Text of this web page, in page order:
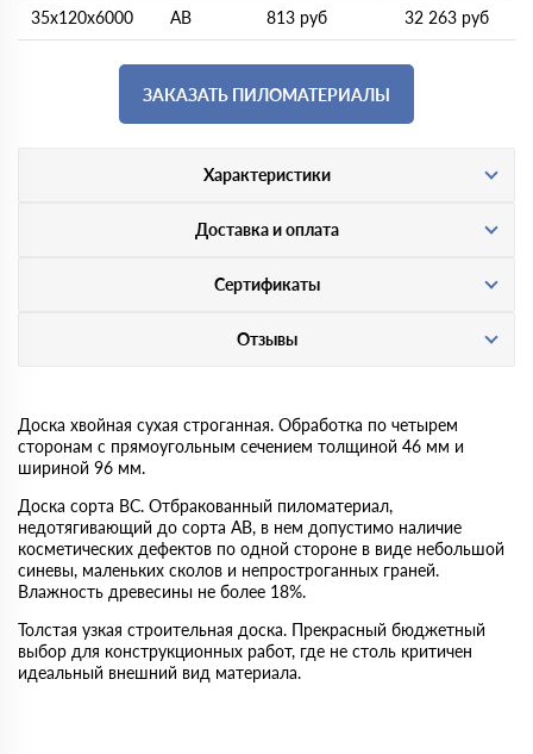
35х120х6000 АВ 813 руб 32 263 руб
ЗАКАЗАТЬ ПИЛОМАТЕРИАЛЫ
Характеристики
Доставка и оплата
Сертификаты
Отзывы
Доска хвойная сухая строганная. Обработка по четырем
сторонам с прямоугольным сечением толщиной 46 мм и
шириной 96 мм.
Доска сорта BC. Отбракованный пиломатериал,
недотягивающий до сорта AB, в нем допустимо наличие
косметических дефектов по одной стороне в виде небольшой
синевы, маленьких сколов и непростроганных граней.
Влажность древесины не более 18%.
Толстая узкая строительная доска. Прекрасный бюджетный
выбор для конструкционных работ, где не столь критичен
идеальный внешний вид материала.